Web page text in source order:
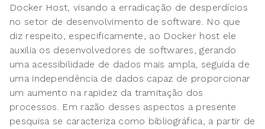
Docker Host, visando a erradicação de desperdícios
no setor de desenvolvimento de software. No que
diz respeito, especificamente, ao Docker host ele
auxilia os desenvolvedores de softwares, gerando
uma acessibilidade de dados mais ampla, seguida de
uma independência de dados capaz de proporcionar
um aumento na rapidez da tramitação dos
processos. Em razão desses aspectos a presente
pesquisa se caracteriza como bibliográfica, a partir de